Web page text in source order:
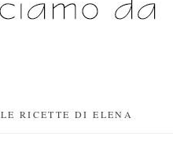
LE RICETTE DI ELENA